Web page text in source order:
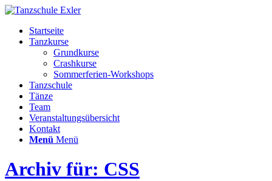
Startseite
Tanzkurse
Grundkurse
Crashkurse
Sommerferien-Workshops
Tanzschule
Tänze
Team
Veranstaltungsübersicht
Kontakt
Menü Menü
Archiv für: CSS